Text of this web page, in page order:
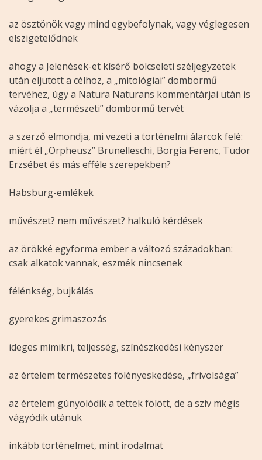
az ösztönök vagy mind egybefolynak, vagy véglegesen
elszigetelődnek
ahogy a Jelenések-et kísérő bölcseleti széljegyzetek
után eljutott a célhoz, a „mitológiai” dombormű
tervéhez, úgy a Natura Naturans kommentárjai után is
vázolja a „természeti” dombormű tervét
a szerző elmondja, mi vezeti a történelmi álarcok felé:
miért él „Orpheusz” Brunelleschi, Borgia Ferenc, Tudor
Erzsébet és más efféle szerepekben?
Habsburg-emlékek
művészet? nem művészet? halkuló kérdések
az örökké egyforma ember a változó századokban:
csak alkatok vannak, eszmék nincsenek
félénkség, bujkálás
gyerekes grimaszozás
ideges mimikri, teljesség, színészkedési kényszer
az értelem természetes fölényeskedése, „frivolsága”
az értelem gúnyolódik a tettek fölött, de a szív mégis
vágyódik utánuk
inkább történelmet, mint irodalmat